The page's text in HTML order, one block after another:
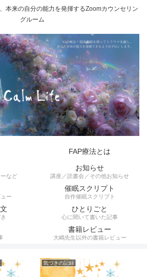
本来の自分の能力を発揮するZoomカウンセリン
グルーム
FAP療法とは
など
お知らせ
講座／読書会／その他お知らせ
ー
催眠スクリプト
自作催眠スクリプト
ひとりごと
心に聞いて書いた記事
書籍レビュー
大嶋先生以外の書籍レビュー
気づきの記録